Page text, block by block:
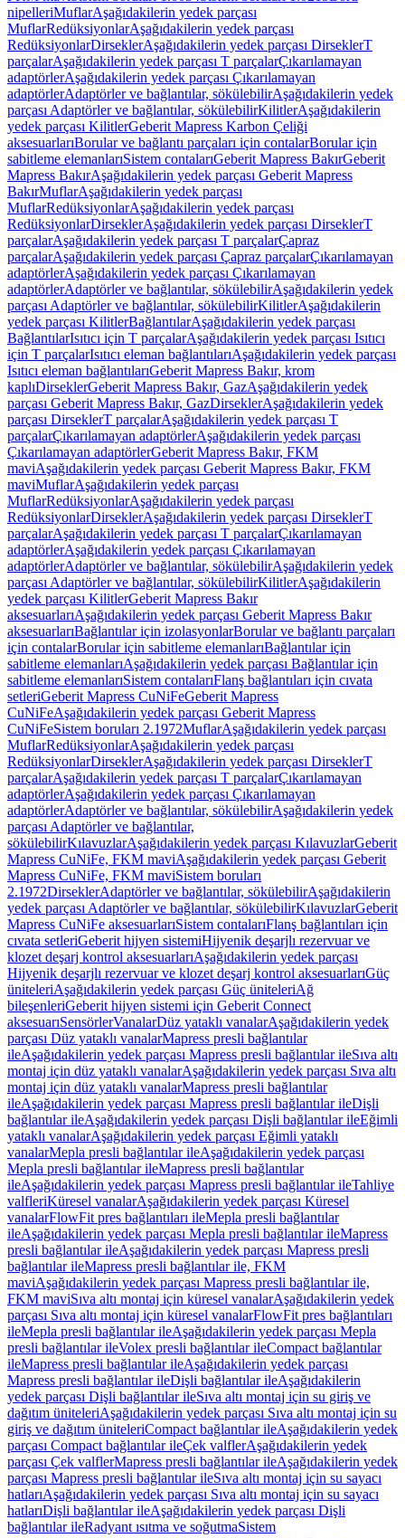
nipelleriMuflarAşağıdakilerin yedek parçası
MuflarRedüksiyonlarAşağıdakilerin yedek parçası
RedüksiyonlarDirseklerAşağıdakilerin yedek parçası DirseklerT
parçalarAşağıdakilerin yedek parçası T parçalarÇıkarılamayan
adaptörlerAşağıdakilerin yedek parçası Çıkarılamayan
adaptörlerAdaptörler ve bağlantılar, sökülebilirAşağıdakilerin yedek
parçası Adaptörler ve bağlantılar, sökülebilirKilitlerAşağıdakilerin
yedek parçası KilitlerGeberit Mapress Karbon Çeliği
aksesuarlarıBorular ve bağlantı parçaları için contalarBorular için
sabitleme elemanlarıSistem contalarıGeberit Mapress BakırGeberit
Mapress BakırAşağıdakilerin yedek parçası Geberit Mapress
BakırMuflarAşağıdakilerin yedek parçası
MuflarRedüksiyonlarAşağıdakilerin yedek parçası
RedüksiyonlarDirseklerAşağıdakilerin yedek parçası DirseklerT
parçalarAşağıdakilerin yedek parçası T parçalarÇapraz
parçalarAşağıdakilerin yedek parçası Çapraz parçalarÇıkarılamayan
adaptörlerAşağıdakilerin yedek parçası Çıkarılamayan
adaptörlerAdaptörler ve bağlantılar, sökülebilirAşağıdakilerin yedek
parçası Adaptörler ve bağlantılar, sökülebilirKilitlerAşağıdakilerin
yedek parçası KilitlerBağlantılarAşağıdakilerin yedek parçası
BağlantılarIsıtıcı için T parçalarAşağıdakilerin yedek parçası Isıtıcı
için T parçalarIsıtıcı eleman bağlantılarıAşağıdakilerin yedek parçası
Isıtıcı eleman bağlantılarıGeberit Mapress Bakır, krom
kaplıDirseklerGeberit Mapress Bakır, GazAşağıdakilerin yedek
parçası Geberit Mapress Bakır, GazDirseklerAşağıdakilerin yedek
parçası DirseklerT parçalarAşağıdakilerin yedek parçası T
parçalarÇıkarılamayan adaptörlerAşağıdakilerin yedek parçası
Çıkarılamayan adaptörlerGeberit Mapress Bakır, FKM
maviAşağıdakilerin yedek parçası Geberit Mapress Bakır, FKM
maviMuflarAşağıdakilerin yedek parçası
MuflarRedüksiyonlarAşağıdakilerin yedek parçası
RedüksiyonlarDirseklerAşağıdakilerin yedek parçası DirseklerT
parçalarAşağıdakilerin yedek parçası T parçalarÇıkarılamayan
adaptörlerAşağıdakilerin yedek parçası Çıkarılamayan
adaptörlerAdaptörler ve bağlantılar, sökülebilirAşağıdakilerin yedek
parçası Adaptörler ve bağlantılar, sökülebilirKilitlerAşağıdakilerin
yedek parçası KilitlerGeberit Mapress Bakır
aksesuarlarıAşağıdakilerin yedek parçası Geberit Mapress Bakır
aksesuarlarıBağlantılar için izolasyonlarBorular ve bağlantı parçaları
için contalarBorular için sabitleme elemanlarıBağlantılar için
sabitleme elemanlarıAşağıdakilerin yedek parçası Bağlantılar için
sabitleme elemanlarıSistem contalarıFlanş bağlantıları için cıvata
setleriGeberit Mapress CuNiFeGeberit Mapress
CuNiFeAşağıdakilerin yedek parçası Geberit Mapress
CuNiFeSistem boruları 2.1972MuflarAşağıdakilerin yedek parçası
MuflarRedüksiyonlarAşağıdakilerin yedek parçası
RedüksiyonlarDirseklerAşağıdakilerin yedek parçası DirseklerT
parçalarAşağıdakilerin yedek parçası T parçalarÇıkarılamayan
adaptörlerAşağıdakilerin yedek parçası Çıkarılamayan
adaptörlerAdaptörler ve bağlantılar, sökülebilirAşağıdakilerin yedek
parçası Adaptörler ve bağlantılar,
sökülebilirKılavuzlarAşağıdakilerin yedek parçası KılavuzlarGeberit
Mapress CuNiFe, FKM maviAşağıdakilerin yedek parçası Geberit
Mapress CuNiFe, FKM maviSistem boruları
2.1972DirseklerAdaptörler ve bağlantılar, sökülebilirAşağıdakilerin
yedek parçası Adaptörler ve bağlantılar, sökülebilirKılavuzlarGeberit
Mapress CuNiFe aksesuarlarıSistem contalarıFlanş bağlantıları için
cıvata setleriGeberit hijyen sistemiHijyenik deşarjlı rezervuar ve
klozet deşarj kontrol aksesuarlarıAşağıdakilerin yedek parçası
Hijyenik deşarjlı rezervuar ve klozet deşarj kontrol aksesuarlarıGüç
üniteleriAşağıdakilerin yedek parçası Güç üniteleriAğ
bileşenleriGeberit hijyen sistemi için Geberit Connect
aksesuarıSensörlerVanalarDüz yataklı vanalarAşağıdakilerin yedek
parçası Düz yataklı vanalarMapress presli bağlantılar
ileAşağıdakilerin yedek parçası Mapress presli bağlantılar ileSıva altı
montaj için düz yataklı vanalarAşağıdakilerin yedek parçası Sıva altı
montaj için düz yataklı vanalarMapress presli bağlantılar
ileAşağıdakilerin yedek parçası Mapress presli bağlantılar ileDişli
bağlantılar ileAşağıdakilerin yedek parçası Dişli bağlantılar ileEğimli
yataklı vanalarAşağıdakilerin yedek parçası Eğimli yataklı
vanalarMepla presli bağlantılar ileAşağıdakilerin yedek parçası
Mepla presli bağlantılar ileMapress presli bağlantılar
ileAşağıdakilerin yedek parçası Mapress presli bağlantılar ileTahliye
valfleriKüresel vanalarAşağıdakilerin yedek parçası Küresel
vanalarFlowFit pres bağlantıları ileMepla presli bağlantılar
ileAşağıdakilerin yedek parçası Mepla presli bağlantılar ileMapress
presli bağlantılar ileAşağıdakilerin yedek parçası Mapress presli
bağlantılar ileMapress presli bağlantılar ile, FKM
maviAşağıdakilerin yedek parçası Mapress presli bağlantılar ile,
FKM maviSıva altı montaj için küresel vanalarAşağıdakilerin yedek
parçası Sıva altı montaj için küresel vanalarFlowFit pres bağlantıları
ileMepla presli bağlantılar ileAşağıdakilerin yedek parçası Mepla
presli bağlantılar ileVolex presli bağlantılar ileCompact bağlantılar
ileMapress presli bağlantılar ileAşağıdakilerin yedek parçası
Mapress presli bağlantılar ileDişli bağlantılar ileAşağıdakilerin
yedek parçası Dişli bağlantılar ileSıva altı montaj için su giriş ve
dağıtım üniteleriAşağıdakilerin yedek parçası Sıva altı montaj için su
giriş ve dağıtım üniteleriCompact bağlantılar ileAşağıdakilerin yedek
parçası Compact bağlantılar ileÇek valflerAşağıdakilerin yedek
parçası Çek valflerMapress presli bağlantılar ileAşağıdakilerin yedek
parçası Mapress presli bağlantılar ileSıva altı montaj için su sayacı
hatlarıAşağıdakilerin yedek parçası Sıva altı montaj için su sayacı
hatlarıDişli bağlantılar ileAşağıdakilerin yedek parçası Dişli
bağlantılar ileRadyant ısıtma ve soğutmaSistem